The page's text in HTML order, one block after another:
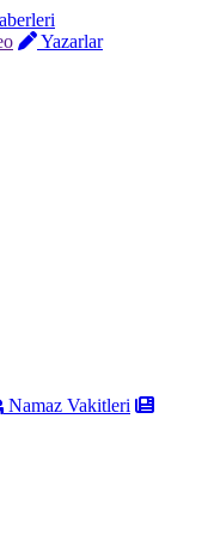
Yazarlar
Namaz Vakitleri